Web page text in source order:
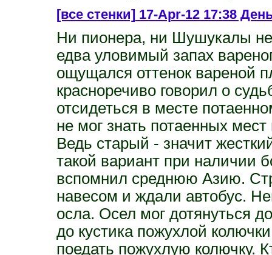
[все стенки]17-Apr-12 17:38
Ни пионера, ни Шушукалы
едва уловимый запах
ощущался оттенок вареной
красноречиво говорил о
отсидеться в месте
не мог знать потаенных
Ведь старый - значит
такой вариант при наличии
вспомнил среднюю Азию.
навесом и ждали автобус.
осла. Осел мог дотянуться
до кустика пожухлой
поедать пожухлую колючку.